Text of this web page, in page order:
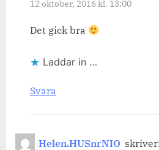
12 oktober, 2016 kl. 13:00
Det gick bra
Laddar in …
Svara
Helen.HUSnrNIO